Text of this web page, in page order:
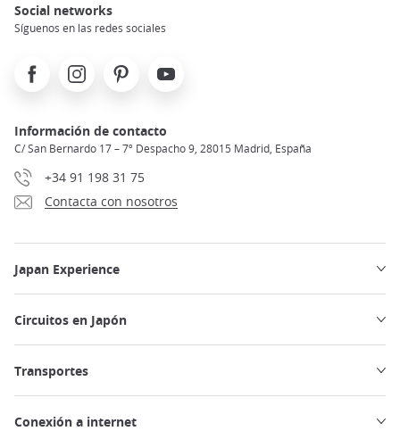
Social networks
Síguenos en las redes sociales
FacebookInstagramPinterest Youtube
Información de contacto
C/ San Bernardo 17 – 7º Despacho 9, 28015 Madrid, España
+34 91 198 31 75
Contacta con nosotros
Japan Experience
Circuitos en Japón
Transportes
Conexión a internet